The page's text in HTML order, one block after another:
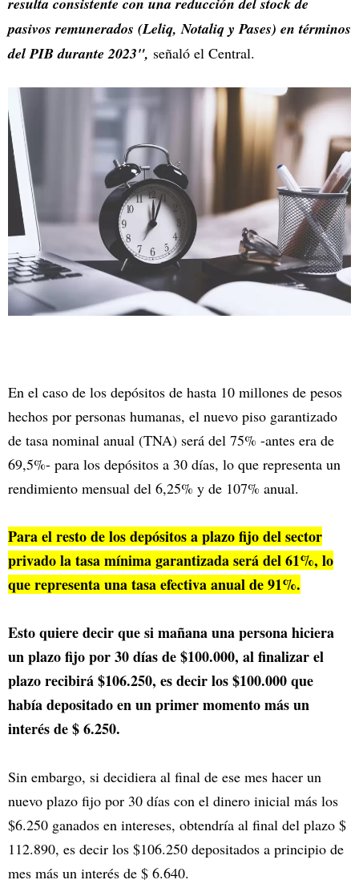
pasivos remunerados (Leliq, Notaliq y Pases) en términos
del PIB durante 2023", señaló el Central.
En el caso de los depósitos de hasta 10 millones de pesos
hechos por personas humanas, el nuevo piso garantizado
de tasa nominal anual (TNA) será del 75% -antes era de
69,5%- para los depósitos a 30 días, lo que representa un
rendimiento mensual del 6,25% y de 107% anual.
Para el resto de los depósitos a plazo fijo del sector
privado la tasa mínima garantizada será del 61%, lo
que representa una tasa efectiva anual de 91%.
Esto quiere decir que si mañana una persona hiciera
un plazo fijo por 30 días de $100.000, al finalizar el
plazo recibirá $106.250, es decir los $100.000 que
había depositado en un primer momento más un
interés de $ 6.250.
Sin embargo, si decidiera al final de ese mes hacer un
nuevo plazo fijo por 30 días con el dinero inicial más los
$6.250 ganados en intereses, obtendría al final del plazo $
112.890, es decir los $106.250 depositados a principio de
mes más un interés de $ 6.640.